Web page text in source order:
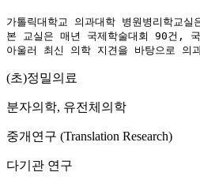
가톨릭대학교 의과대학 병원병리학교
본 교실은 매년 국제학술대회 90건,
아울러 최신 의학 지견을 바탕으로
(초)정밀의료
분자의학, 유전체의학
중개연구 (Translation Research)
다기관 연구